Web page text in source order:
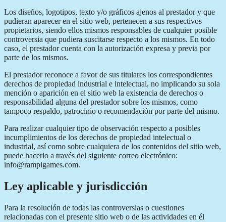
Los diseños, logotipos, texto y/o gráficos ajenos al prestador y que
pudieran aparecer en el sitio web, pertenecen a sus respectivos
propietarios, siendo ellos mismos responsables de cualquier posible
controversia que pudiera suscitarse respecto a los mismos. En todo
caso, el prestador cuenta con la autorización expresa y previa por
parte de los mismos.
El prestador reconoce a favor de sus titulares los correspondientes
derechos de propiedad industrial e intelectual, no implicando su sola
mención o aparición en el sitio web la existencia de derechos o
responsabilidad alguna del prestador sobre los mismos, como
tampoco respaldo, patrocinio o recomendación por parte del mismo.
Para realizar cualquier tipo de observación respecto a posibles
incumplimientos de los derechos de propiedad intelectual o
industrial, así como sobre cualquiera de los contenidos del sitio web,
puede hacerlo a través del siguiente correo electrónico:
info@rampigames.com.
Ley aplicable y jurisdicción
Para la resolución de todas las controversias o cuestiones
relacionadas con el presente sitio web o de las actividades en él